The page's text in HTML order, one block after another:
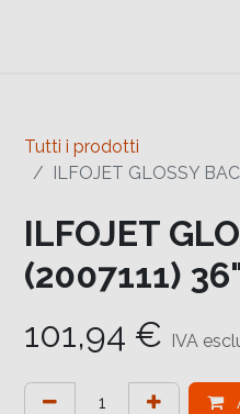
Tutti i prodotti
ILFOJET GLOSSY
ILFOJET
(2007111)
101,94 € IVA